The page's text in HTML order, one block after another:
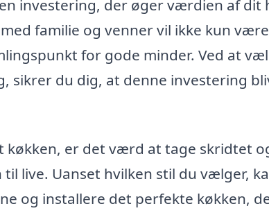
investering, der øger værdien af dit
familie og venner vil ikke kun
for gode minder. Ved at
sikrer du dig, at denne investering
køkken, er det værd at tage skridtet
live. Uanset hvilken stil du vælger,
og installere det perfekte køkken,